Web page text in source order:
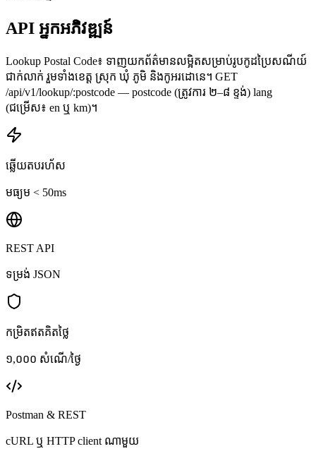
API អ្នកអភិវឌ្ឍន៍
Lookup Postal Code៖ ទាញយកព័ត៌មានលម្អិតសម្រាប់រូបកូដប្រៃសណីយ៍
ជាក់លាក់ រួមទាំងខេត្ត ស្រុក ឃុំ ភូមិ និងកូអរដោនេ។ GET
/api/v1/lookup/:postcode — postcode (ត្រូវការ ២–៨ ខ្ទង់) lang
(ជម្រើស៖ en ឬ km)។
ឆ្លើយតបរហ័ស
មធ្យម < 50ms
REST API
ទម្រង់ JSON
កម្រិតឥតគិតថ្លៃ
១,០០០ សំណើ/ថ្ងៃ
Postman & REST
cURL ឬ HTTP client ណាមួយ